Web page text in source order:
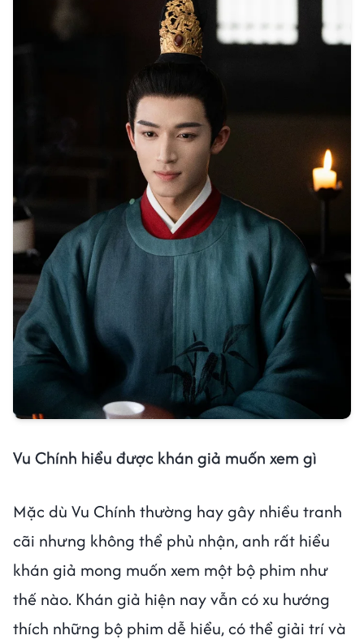
Vu Chính hiểu được khán giả muốn xem gì
Mặc dù Vu Chính thường hay gây nhiều tranh
cãi nhưng không thể phủ nhận, anh rất hiểu
khán giả mong muốn xem một bộ phim như
thế nào. Khán giả hiện nay vẫn có xu hướng
thích những bộ phim dễ hiểu, có thể giải trí và